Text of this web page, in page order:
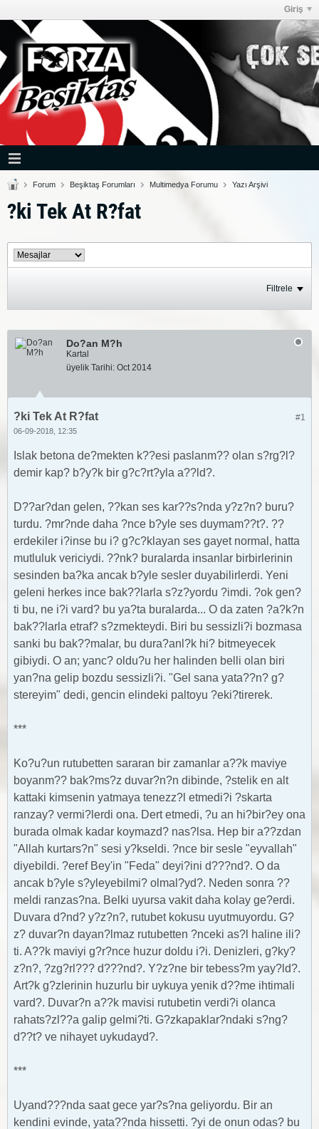
Giriş
Forum Beşiktaş Forumları Multimedya Forumu Yazı Arşivi
?ki Tek At R?fat
Filtrele
Do?an M?h
Kartal
üyelik Tarihi: Oct 2014
#1
?ki Tek At R?fat
06-09-2018, 12:35
Islak betona de?mekten k??esi paslanm?? olan s?rg?l?
demir kap? b?y?k bir g?c?rt?yla a??ld?.
D??ar?dan gelen, ??kan ses kar??s?nda y?z?n? buru?
turdu. ?mr?nde daha ?nce b?yle ses duymam??t?. ??
erdekiler i?inse bu i? g?c?klayan ses gayet normal, hatta
mutluluk vericiydi. ??nk? buralarda insanlar birbirlerinin
sesinden ba?ka ancak b?yle sesler duyabilirlerdi. Yeni
geleni herkes ince bak??larla s?z?yordu ?imdi. ?ok gen?
ti bu, ne i?i vard? bu ya?ta buralarda... O da zaten ?a?k?n
bak??larla etraf? s?zmekteydi. Biri bu sessizli?i bozmasa
sanki bu bak??malar, bu dura?anl?k hi? bitmeyecek
gibiydi. O an; yanc? oldu?u her halinden belli olan biri
yan?na gelip bozdu sessizli?i. "Gel sana yata??n? g?
stereyim" dedi, gencin elindeki paltoyu ?eki?tirerek.
***
Ko?u?un rutubetten sararan bir zamanlar a??k maviye
boyanm?? bak?ms?z duvar?n?n dibinde, ?stelik en alt
kattaki kimsenin yatmaya tenezz?l etmedi?i ?skarta
ranzay? vermi?lerdi ona. Dert etmedi, ?u an hi?bir?ey ona
burada olmak kadar koymazd? nas?lsa. Hep bir a??zdan
"Allah kurtars?n" sesi y?kseldi. ?nce bir sesle "eyvallah"
diyebildi. ?eref Bey'in "Feda" deyi?ini d???nd?. O da
ancak b?yle s?yleyebilmi? olmal?yd?. Neden sonra ??
meldi ranzas?na. Belki uyursa vakit daha kolay ge?erdi.
Duvara d?nd? y?z?n?, rutubet kokusu uyutmuyordu. G?
z? duvar?n dayan?lmaz rutubetten ?nceki as?l haline ili?
ti. A??k maviyi g?r?nce huzur doldu i?i. Denizleri, g?ky?
z?n?, ?zg?rl??? d???nd?. Y?z?ne bir tebess?m yay?ld?.
Art?k g?zlerinin huzurlu bir uykuya yenik d??me ihtimali
vard?. Duvar?n a??k mavisi rutubetin verdi?i olanca
rahats?zl??a galip gelmi?ti. G?zkapaklar?ndaki s?ng?
d??t? ve nihayet uykudayd?.
***
Uyand???nda saat gece yar?s?na geliyordu. Bir an
kendini evinde, yata??nda hissetti. ?yi de onun odas? bu